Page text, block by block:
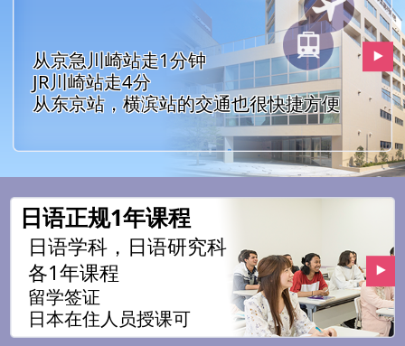
从京急川崎站走1分钟
JR川崎站走4分
从东京站，横滨站的交通也很快捷方便
日语正规1年课程
日语学科，日语研究科
各1年课程
留学签证
日本在住人员授课可